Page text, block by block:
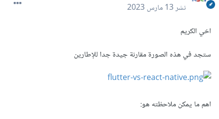
نشر13 مارس 2023
اخي الكريم
ستجد في هذه الصورة مقارنة جيدة جدا للإطارين
اهم ما يمكن ملاحظته هو: